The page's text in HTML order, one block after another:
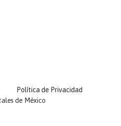
de México
Política de Privacidad